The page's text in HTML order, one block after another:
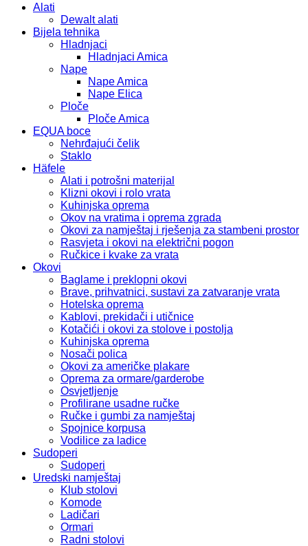
Alati
Dewalt alati
Bijela tehnika
Hladnjaci
Hladnjaci Amica
Nape
Nape Amica
Nape Elica
Ploče
Ploče Amica
EQUA boce
Nehrđajući čelik
Staklo
Häfele
Alati i potrošni materijal
Klizni okovi i rolo vrata
Kuhinjska oprema
Okov na vratima i oprema zgrada
Okovi za namještaj i rješenja za stambeni prostor
Rasvjeta i okovi na električni pogon
Ručkice i kvake za vrata
Okovi
Baglame i preklopni okovi
Brave, prihvatnici, sustavi za zatvaranje vrata
Hotelska oprema
Kablovi, prekidači i utičnice
Kotačići i okovi za stolove i postolja
Kuhinjska oprema
Nosači polica
Okovi za američke plakare
Oprema za ormare/garderobe
Osvjetljenje
Profilirane usadne ručke
Ručke i gumbi za namještaj
Spojnice korpusa
Vodilice za ladice
Sudoperi
Sudoperi
Uredski namještaj
Klub stolovi
Komode
Ladičari
Ormari
Radni stolovi